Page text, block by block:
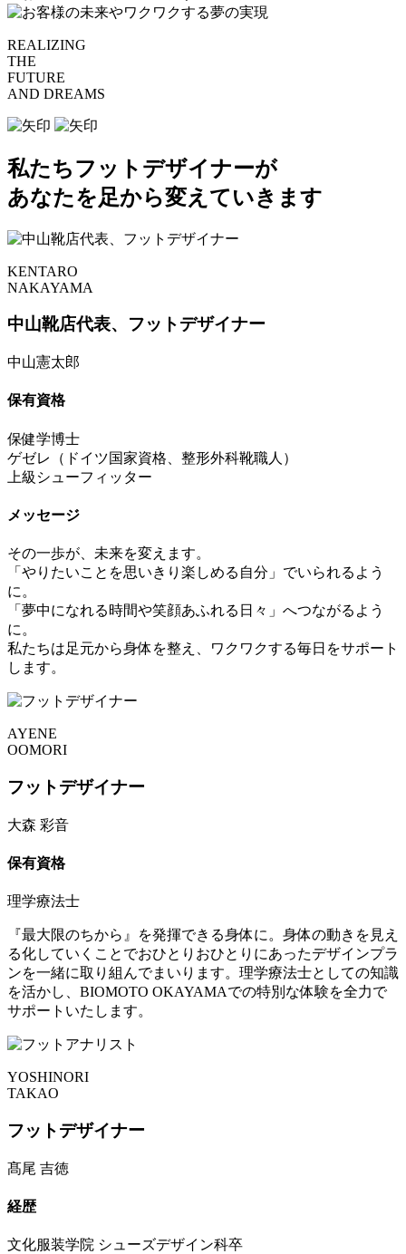
REALIZING
THE
FUTURE
AND DREAMS
私たちフットデザイナーが
あなたを足から変えていきます
KENTARO
NAKAYAMA
中山靴店代表、フットデザイナー
中山憲太郎
保有資格
保健学博士
ゲゼレ（ドイツ国家資格、整形外科靴職人）
上級シューフィッター
メッセージ
その一歩が、未来を変えます。
「やりたいことを思いきり楽しめる自分」でいられるよう
に。
「夢中になれる時間や笑顔あふれる日々」へつながるよう
に。
私たちは足元から身体を整え、ワクワクする毎日をサポート
します。
AYENE
OOMORI
フットデザイナー
大森 彩音
保有資格
理学療法士
『最大限のちから』を発揮できる身体に。身体の動きを見え
る化していくことでおひとりおひとりにあったデザインプラ
ンを一緒に取り組んでまいります。理学療法士としての知識
を活かし、BIOMOTO OKAYAMAでの特別な体験を全力で
サポートいたします。
YOSHINORI
TAKAO
フットデザイナー
髙尾 吉徳
経歴
文化服装学院 シューズデザイン科卒